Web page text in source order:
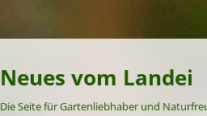
Neues vom Landei
Die Seite für Gartenliebhaber und